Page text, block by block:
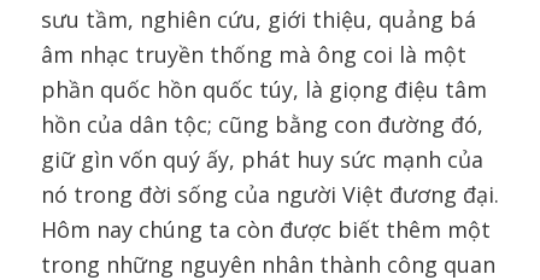
sưu tầm, nghiên cứu, giới thiệu, quảng bá
âm nhạc truyền thống mà ông coi là một
phần quốc hồn quốc túy, là giọng điệu tâm
hồn của dân tộc; cũng bằng con đường đó,
giữ gìn vốn quý ấy, phát huy sức mạnh của
nó trong đời sống của người Việt đương đại.
Hôm nay chúng ta còn được biết thêm một
trong những nguyên nhân thành công quan